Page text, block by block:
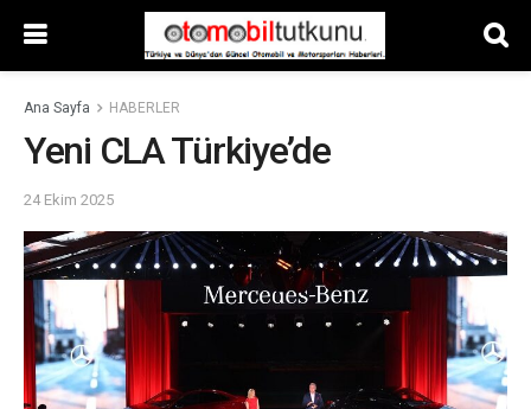
Ana Sayfa HABERLER
Yeni CLA Türkiye’de
24 Ekim 2025